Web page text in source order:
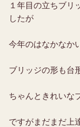
１年目の立ちブリ
したが
今年のはなかなか
ブリッジの形も台
ちゃんときれいな
ですがまだまだ上